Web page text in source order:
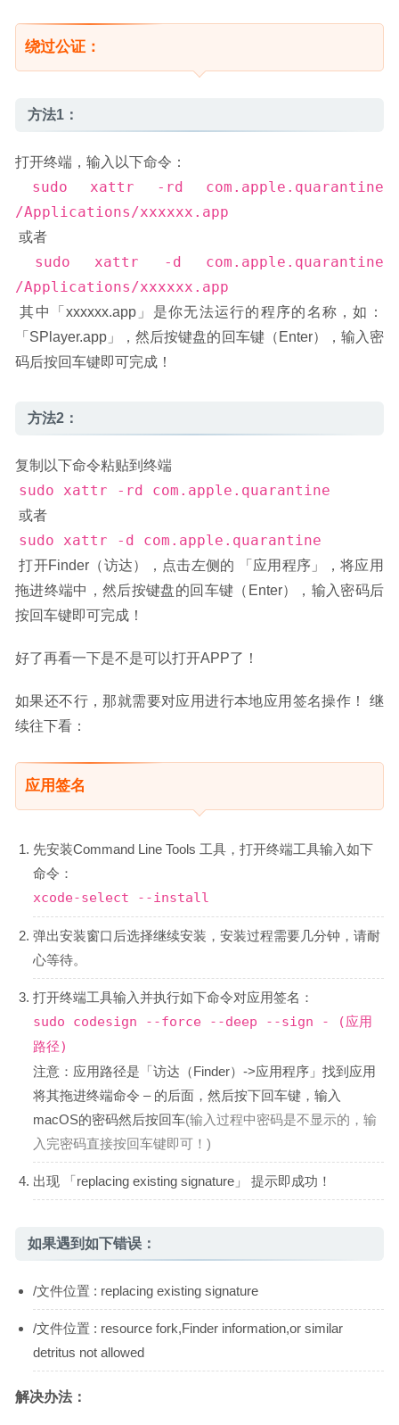
绕过公证：
方法1：
打开终端，输入以下命令：
sudo xattr -rd com.apple.quarantine
/Applications/xxxxxx.app
或者
sudo xattr -d com.apple.quarantine
/Applications/xxxxxx.app
其中「xxxxxx.app」是你无法运行的程序的名称，如：
「SPlayer.app」，然后按键盘的回车键（Enter），输入密
码后按回车键即可完成！
方法2：
复制以下命令粘贴到终端
sudo xattr -rd com.apple.quarantine
或者
sudo xattr -d com.apple.quarantine
打开Finder（访达），点击左侧的 「应用程序」，将应用
拖进终端中，然后按键盘的回车键（Enter），输入密码后
按回车键即可完成！
好了再看一下是不是可以打开APP了！
如果还不行，那就需要对应用进行本地应用签名操作！ 继
续往下看：
应用签名
先安装Command Line Tools 工具，打开终端工具输入如下
命令：
xcode-select --install
弹出安装窗口后选择继续安装，安装过程需要几分钟，请耐
心等待。
打开终端工具输入并执行如下命令对应用签名：
sudo codesign --force --deep --sign - (应用
路径)
注意：应用路径是「访达（Finder）->应用程序」找到应用
将其拖进终端命令 – 的后面，然后按下回车键，输入
macOS的密码然后按回车(输入过程中密码是不显示的，输
入完密码直接按回车键即可！)
出现 「replacing existing signature」 提示即成功！
如果遇到如下错误：
/文件位置 : replacing existing signature
/文件位置 : resource fork,Finder information,or similar
detritus not allowed
解决办法：